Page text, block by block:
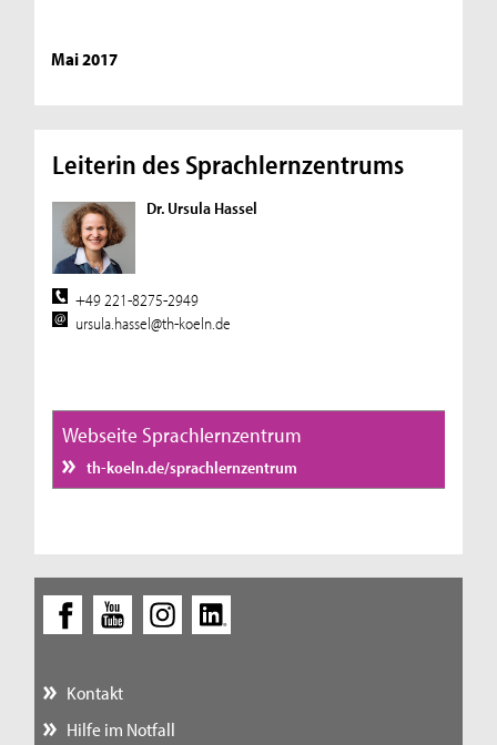
Mai 2017
Leiterin des Sprachlernzentrums
Dr. Ursula Hassel
+49 221-8275-2949
ursula.hassel@th-koeln.de
Webseite Sprachlernzentrum
th-koeln.de/sprachlernzentrum
Kontakt
Hilfe im Notfall